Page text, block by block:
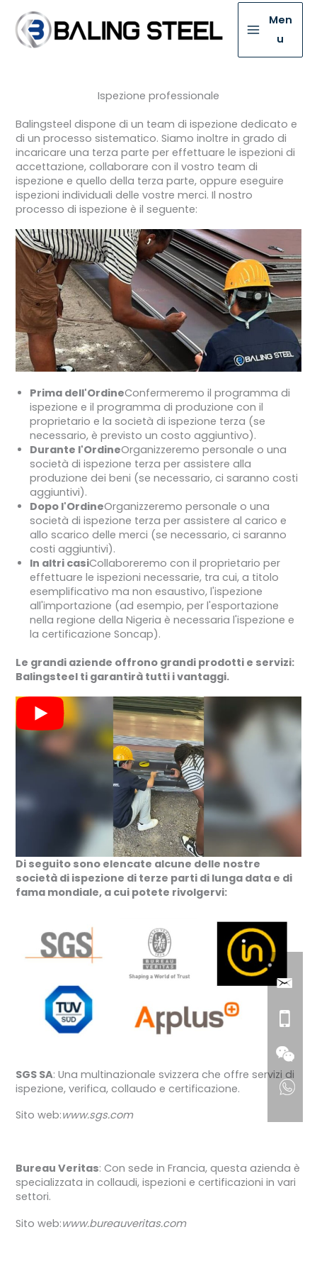
Men
u
Ispezione professionale
Balingsteel dispone di un team di ispezione dedicato e
di un processo sistematico. Siamo inoltre in grado di
incaricare una terza parte per effettuare le ispezioni di
accettazione, collaborare con il vostro team di
ispezione e quello della terza parte, oppure eseguire
ispezioni individuali delle vostre merci. Il nostro
processo di ispezione è il seguente:
Prima dell'OrdineConfermeremo il programma di
ispezione e il programma di produzione con il
proprietario e la società di ispezione terza (se
necessario, è previsto un costo aggiuntivo).
Durante l'OrdineOrganizzeremo personale o una
società di ispezione terza per assistere alla
produzione dei beni (se necessario, ci saranno costi
aggiuntivi).
Dopo l'OrdineOrganizzeremo personale o una
società di ispezione terza per assistere al carico e
allo scarico delle merci (se necessario, ci saranno
costi aggiuntivi).
In altri casiCollaboreremo con il proprietario per
effettuare le ispezioni necessarie, tra cui, a titolo
esemplificativo ma non esaustivo, l'ispezione
all'importazione (ad esempio, per l'esportazione
nella regione della Nigeria è necessaria l'ispezione e
la certificazione Soncap).
Le grandi aziende offrono grandi prodotti e servizi:
Balingsteel ti garantirà tutti i vantaggi.
Di seguito sono elencate alcune delle nostre
società di ispezione di terze parti di lunga data e di
fama mondiale, a cui potete rivolgervi:
SGS SA: Una multinazionale svizzera che offre servizi di
ispezione, verifica, collaudo e certificazione.
Sito web:www.sgs.com
Bureau Veritas: Con sede in Francia, questa azienda è
specializzata in collaudi, ispezioni e certificazioni in vari
settori.
Sito web:www.bureauveritas.com